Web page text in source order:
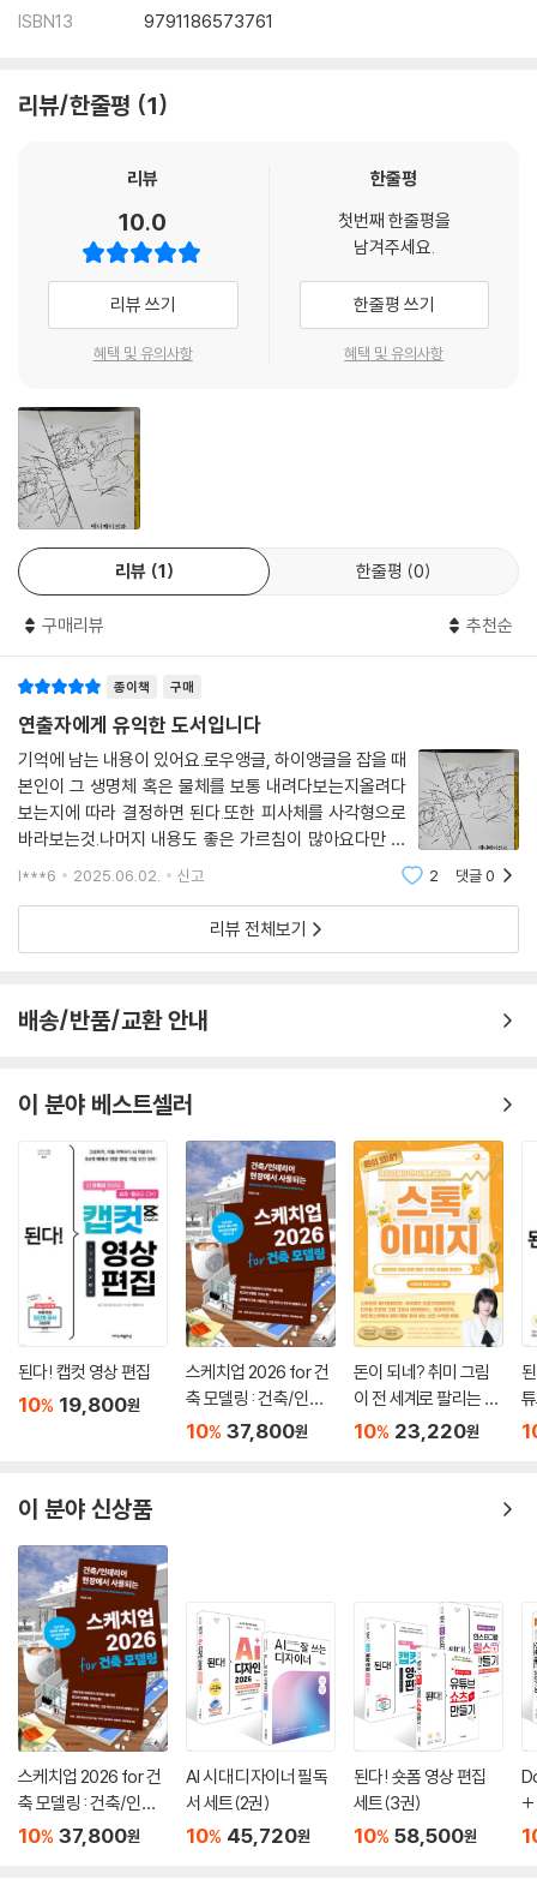
- AI를 활용한 광각, 망원 이미지 생성
- 미디엄샷 Medium shot
- 바스트샷(BUST SHOT)
- West shot 웨스트 샷
- Over Shoulder Shot 오버 숄더 샷
2. 캐릭터 그룹화
- 이미지라인 지키면서 다 수 캐릭터 배치해보기
- 3명의 캐릭터를 이용 그룹화 이해하기
- 다수의 그룹화 형성 추가로 새 다수 그룹 추가되는 경우
Part 07. 사물 중심 샷 구성
1. 단일 개체
- 로봇
- 전투기
- 항공모함
2. 다수 개체
- 크리처
- 로봇들의 나열
- 로봇 공중낙하
- 드래곤과 파티원
1. 시나리오분석
- 요약해서 적어 보기
- 주요 이미지 정하기
- 글 콘티 작성하기
2. 컷의 연속성 연출
3. 카메라 워크
- 위치가 고정된 카메라 워크
- 위치가 이동되는 카메라 워크
4. 실전 액션 시퀀스 노하우들
5. 소설 한문장으로 시나리오 각색 및 씬 만들기
6. 간단하게 기획해서 자신만의 애니메틱스 제작
- 기획 순서
- 시나리오
- 캐릭터나 설정 만들기
- 글콘티, 썸네일 구성
- 이미지툴로 이미지 생성
- 사운드파일
- 프리미어로 편집
ISBN13
9791186573761
리뷰/한줄평 1
리뷰
10.0
리뷰 쓰기
혜택 및 유의사항
한줄평
첫번째 한줄평을
남겨주세요.
한줄평 쓰기
혜택 및 유의사항
리뷰 1 한줄평 0
구매리뷰 추천순
종이책 구매
연출자에게 유익한 도서입니다
기억에 남는 내용이 있어요.로우앵글, 하이앵글을 잡을 때
본인이 그 생명체 혹은 물체를 보통 내려다보는지올려다
보는지에 따라 결정하면 된다.또한 피사체를 사각형으로
바라보는것.나머지 내용도 좋은 가르침이 많아요다만 뒤
로갈수록 첨부된 스토리보드 뿐이라좀더 이론적으로 내
l***6 2025.06.02. 신고 2 댓글0
리뷰 전체보기
배송/반품/교환 안내
이 분야 베스트셀러
된다! 캡컷 영상 편집
10% 19,800원
스케치업 2026 for 건
축 모델링 : 건축/인테
리어 현장에서 사용되
10% 37,800원
돈이 되네? 취미 그림
이 전 세계로 팔리는 스
톡 이미지
10% 23,220원
이 분야 신상품
스케치업 2026 for 건
축 모델링 : 건축/인테
리어 현장에서 사용되
10% 37,800원
AI 시대 디자이너 필독
서 세트(2권)
10% 45,720원
된다! 숏폼 영상 편집
세트(3권)
10% 58,500원
+